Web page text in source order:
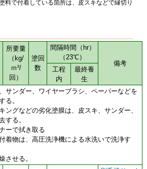
料で付着している箇所は、皮スキなどで縁切り
所要量
（kg/
ｍ²/
回）
塗回
数
間隔時間（hr）
（23℃）
備考
工程
内
最終養
生
サンダー、ワイヤーブラシ、ペーパーなどを
る。
ングなどの劣化塗膜は、皮スキ、サンダー、
する。
ーで拭き取る
着物は、高圧洗浄機による水洗いで洗浄す
させる。